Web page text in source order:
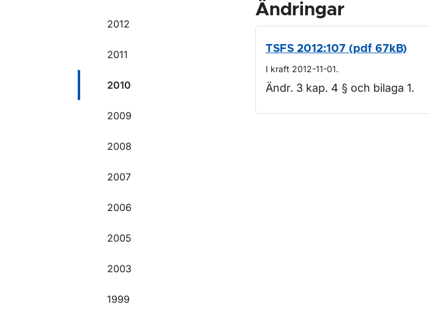
2012
2011
2010
2009
2008
2007
2006
2005
2003
1999
Ändringar
TSFS 2012:107 (pdf 67kB)
I kraft 2012-11-01.
Ändr. 3 kap. 4 § och bilaga 1.